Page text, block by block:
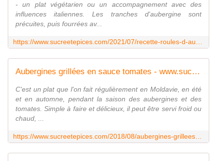
- un plat végétarien ou un accompagnement avec des
influences italiennes. Les tranches d'aubergine sont
précuites, puis fourrées av...
Aubergines grillées en sauce tomates - www.sucreetepices.com
C'est un plat que l'on fait régulièrement en Moldavie, en été
et en automne, pendant la saison des aubergines et des
tomates. Simple à faire et délicieux, il peut être servi froid ou
chaud, ...